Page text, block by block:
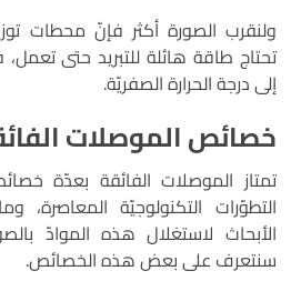
ولنقرب الصورة أكثر فإنّ محطات
تحتاج طاقة هائلة للتبريد حتى تعمل،
إلى درجة الحرارة الصفريّة.
خصائص الموصلات
تمتاز الموصلات الفائقة بعدّة
التطوّرات التكنولوجيّة المعاصرة،
الأبحاث لاستغلال هذه الموادّ
سنتعرف على بعض هذه الخصائص.